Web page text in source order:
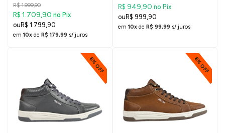
R$ 1.999,90
R$ 1.709,90 no Pix
R$ 1.799,90
em 10x de R$ 179,99 s/ juros
R$ 949,90 no Pix
R$ 999,90
em 10x de R$ 99,99 s/ juros
8% OFF 8% OFF